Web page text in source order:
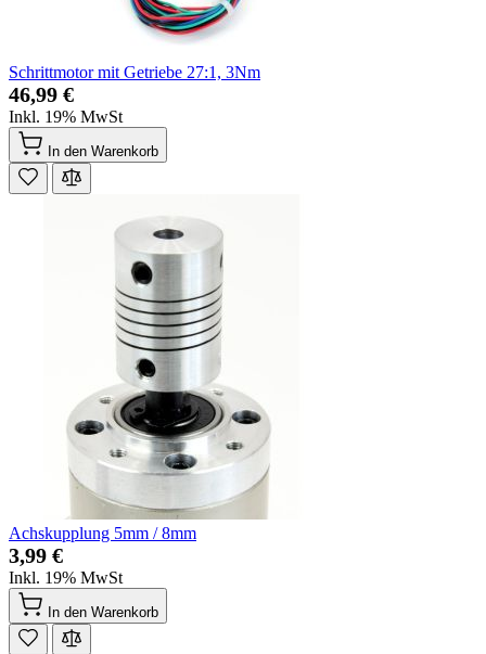
Schrittmotor mit Getriebe 27:1, 3Nm
46,99 €
Inkl. 19% MwSt
In den Warenkorb
Achskupplung 5mm / 8mm
3,99 €
Inkl. 19% MwSt
In den Warenkorb